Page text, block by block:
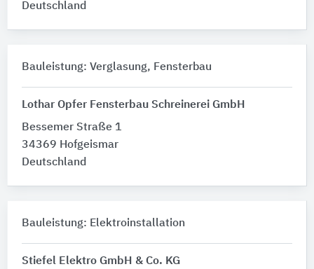
Deutschland
Bauleistung: Verglasung, Fensterbau
Lothar Opfer Fensterbau Schreinerei GmbH
Bessemer Straße 1
34369 Hofgeismar
Deutschland
Bauleistung: Elektroinstallation
Stiefel Elektro GmbH & Co. KG